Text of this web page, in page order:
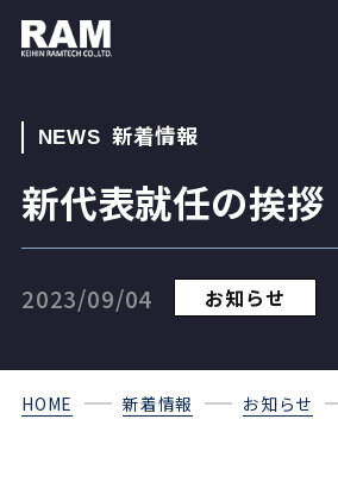
NEWS 新着情報
新代表就任の挨拶
2023/09/04 お知らせ
HOME 新着情報 お知らせ